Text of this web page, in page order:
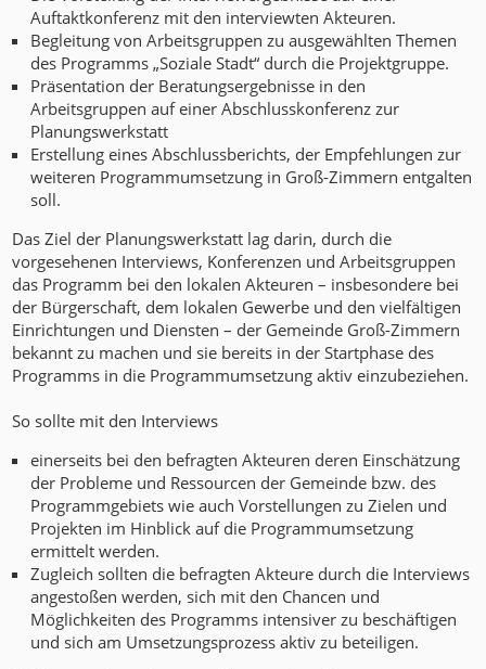
Auftaktkonferenz mit den interviewten Akteuren.
Begleitung von Arbeitsgruppen zu ausgewählten Themen
des Programms „Soziale Stadt“ durch die Projektgruppe.
Präsentation der Beratungsergebnisse in den
Arbeitsgruppen auf einer Abschlusskonferenz zur
Planungswerkstatt
Erstellung eines Abschlussberichts, der Empfehlungen zur
weiteren Programmumsetzung in Groß-Zimmern entgalten
soll.
Das Ziel der Planungswerkstatt lag darin, durch die
vorgesehenen Interviews, Konferenzen und Arbeitsgruppen
das Programm bei den lokalen Akteuren – insbesondere bei
der Bürgerschaft, dem lokalen Gewerbe und den vielfältigen
Einrichtungen und Diensten – der Gemeinde Groß-Zimmern
bekannt zu machen und sie bereits in der Startphase des
Programms in die Programmumsetzung aktiv einzubeziehen.
So sollte mit den Interviews
einerseits bei den befragten Akteuren deren Einschätzung
der Probleme und Ressourcen der Gemeinde bzw. des
Programmgebiets wie auch Vorstellungen zu Zielen und
Projekten im Hinblick auf die Programmumsetzung
ermittelt werden.
Zugleich sollten die befragten Akteure durch die Interviews
angestoßen werden, sich mit den Chancen und
Möglichkeiten des Programms intensiver zu beschäftigen
und sich am Umsetzungsprozess aktiv zu beteiligen.